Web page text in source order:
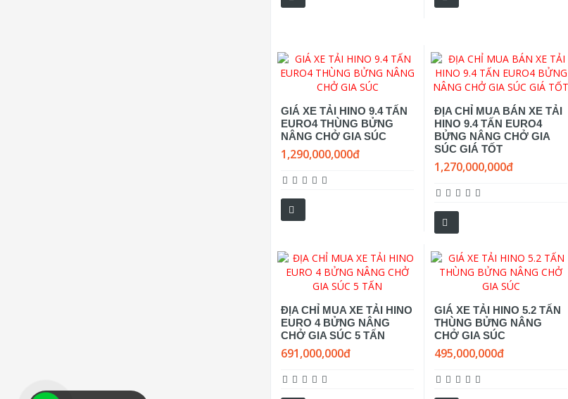
GIÁ XE TẢI HINO 9.4 TẤN
EURO4 THÙNG BỬNG
NÂNG CHỞ GIA SÚC
1,290,000,000đ
ĐỊA CHỈ MUA BÁN XE TẢI
HINO 9.4 TẤN EURO4
BỬNG NÂNG CHỞ GIA
SÚC GIÁ TỐT
1,270,000,000đ
ĐỊA CHỈ MUA XE TẢI HINO
EURO 4 BỬNG NÂNG
CHỞ GIA SÚC 5 TẤN
691,000,000đ
GIÁ XE TẢI HINO 5.2 TẤN
THÙNG BỬNG NÂNG
CHỞ GIA SÚC
495,000,000đ